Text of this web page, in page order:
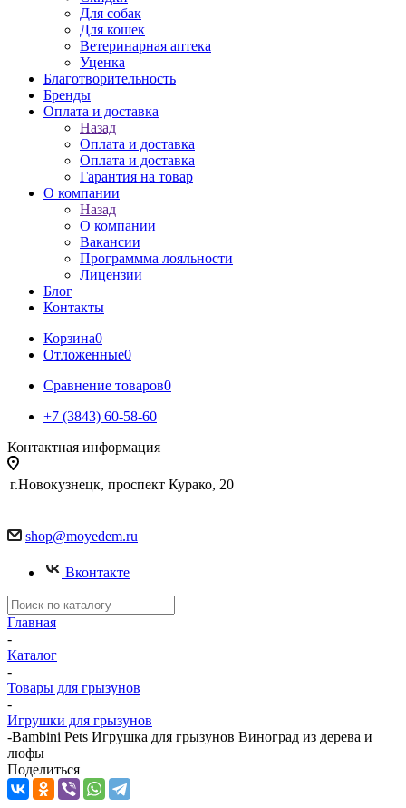
Для собак
Для кошек
Ветеринарная аптека
Уценка
Благотворительность
Бренды
Оплата и доставка
Назад
Оплата и доставка
Оплата и доставка
Гарантия на товар
О компании
Назад
О компании
Вакансии
Программма лояльности
Лицензии
Блог
Контакты
Корзина0
Отложенные0
Сравнение товаров0
+7 (3843) 60-58-60
Контактная информация
г.Новокузнецк, проспект Курако, 20
shop@moyedem.ru
Вконтакте
Главная
-
Каталог
-
Товары для грызунов
-
Игрушки для грызунов
-Bambini Pets Игрушка для грызунов Виноград из дерева и
люфы
Поделиться